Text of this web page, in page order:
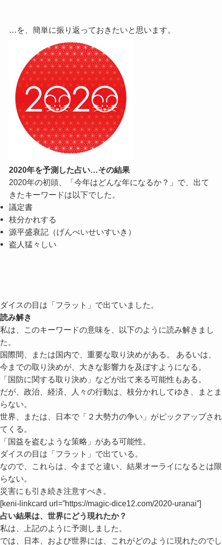
…を、簡単に振り返っておきたいと思います。
2020年を予測した占い…その結果
2020年の初頭、「今年はどんな年になるか？」で、出て
きたキーワードは以下でした。
議定書
枝分かれする
源平盛衰記（げんぺいせいすいき）
盗人猛々しい
ダイスの目は「フラット」で出ていました。
読み解き
私は、このキーワードの意味を、以下のように読み解きまし
た。
国際間、または国内で、重要な取り決めがある。 あるいは、
今までの取り決めが、大きな影響力を及ぼすようになる。
「国防に関する取り決め」などが出て来る可能性もある。
だが、政治、経済、人々の行動は、枝分かれしてゆき、まとま
らない。
世界、または、日本で「２大勢力の争い」がピックアップされ
てくる。
「国益を盗むような策略」がある可能性。
ダイスの目は「フラット」で出ている。
なので、これらは、今までと違い、結果オーライになるとは限
らない。
災害にも引き続き注意すべき。
[keni-linkcard url=”https://magic-dice12.com/2020-uranai”]
占い結果は、世界にどう現れたか？
私は、上記のように予測しました。
では、日本、および世界には、これがどのように現れたのでし